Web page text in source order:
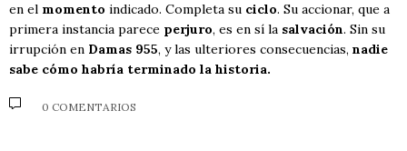
en el momento indicado. Completa su ciclo. Su accionar, que a
primera instancia parece perjuro, es en sí la salvación. Sin su
irrupción en Damas 955, y las ulteriores consecuencias, nadie
sabe cómo habría terminado la historia.
0 COMENTARIOS